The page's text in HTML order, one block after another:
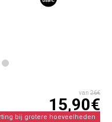
van 26€
15,90€
bij grotere hoeveelheden